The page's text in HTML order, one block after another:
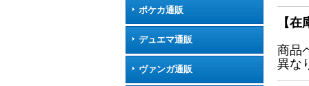
ポケカ通販
デュエマ通販
ヴァンガ通販
【
商品
異な